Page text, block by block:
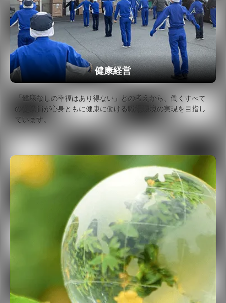
健康経営
「健康なしの幸福はあり得ない」との考えから、働くすべて
の従業員が心身ともに健康に働ける職場環境の実現を目指し
ています。